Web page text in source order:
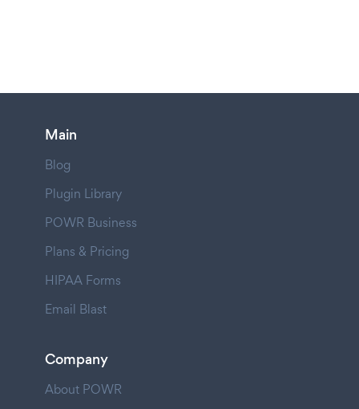
Main
Blog
Plugin Library
POWR Business
Plans & Pricing
HIPAA Forms
Email Blast
Company
About POWR